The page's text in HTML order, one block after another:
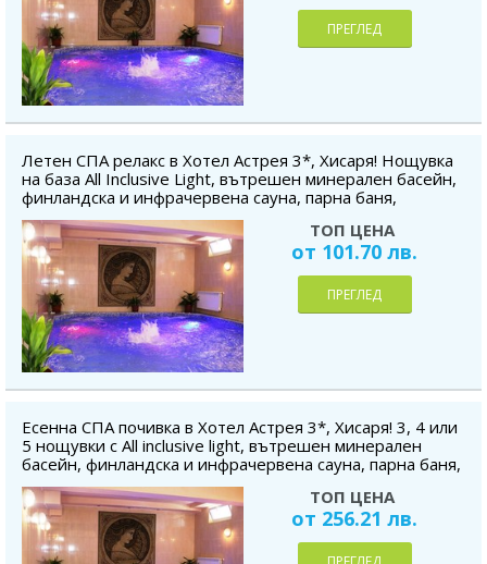
ПРЕГЛЕД
Летен СПА релакс в Хотел Астрея 3*, Хисаря! Нощувка
на база All Inclusive Light, вътрешен минерален басейн,
финландска и инфрачервена сауна, парна баня,
безплатно за дете до 5.99 г.
ТОП ЦЕНА
от 101.70 лв.
ПРЕГЛЕД
Есенна СПА почивка в Хотел Астрея 3*, Хисаря! 3, 4 или
5 нощувки с All inclusive light, вътрешен минерален
басейн, финландска и инфрачервена сауна, парна баня,
безплатно за дете до 5.99 г.
ТОП ЦЕНА
от 256.21 лв.